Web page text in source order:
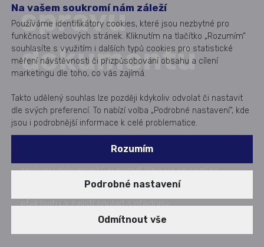
správu
dokumentů
Microsoft Dynamics 365 skvěle pokrývá ERP, ale se
správou dokumentů si poradí lépe ve spojení se
specializovaným DMS. Integrace posílí kontrolu, zvýší
efektivitu a zajistí soulad s předpisy.
Zveřejněno dne: 11. 09. 2025
Na vašem soukromí nám záleží
Používáme identifikátory cookies, které jsou nezbytné pro
funkčnost webových stránek. Kliknutím na tlačítko „Rozumím“
souhlasíte s využitím i dalších typů cookies pro statistické
měření návštěvnosti či přizpůsobování obsahu a cílení
marketingu dle toho, co vás zajímá.
Takto udělený souhlas lze později kdykoliv odvolat či nastavit
dle svých preferencí. To nabízí volba „Podrobné nastavení“, kde
jsou i podrobnější informace k celé problematice.
Rozumím
Podrobné nastavení
Odmítnout vše